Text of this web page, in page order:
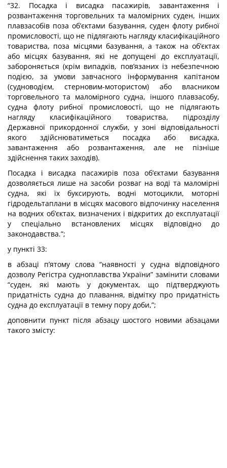
“32. Посадка і висадка пасажирів, завантаження і
розвантаження торговельних та маломірних суден, інших
плавзасобів поза об’єктами базування, суден флоту рибної
промисловості, що не підлягають нагляду класифікаційного
товариства, поза місцями базування, а також на об’єктах
або місцях базування, які не допущені до експлуатації,
забороняється (крім випадків, пов’язаних із небезпечною
подією, за умови завчасного інформування капітаном
(судноводієм, стерновим-мотористом) або власником
торговельного та маломірного судна, іншого плавзасобу,
судна флоту рибної промисловості, що не підлягають
нагляду класифікаційного товариства, підрозділу
Державної прикордонної служби, у зоні відповідальності
якого здійснюватиметься посадка або висадка,
завантаження або розвантаження, але не пізніше
здійснення таких заходів).
Посадка і висадка пасажирів поза об’єктами базування
дозволяється лише на засоби розваг на воді та маломірні
судна, які їх буксирують, водні мотоцикли, моторні
гідродельтаплани в місцях масового відпочинку населення
на водних об’єктах, визначених і відкритих до експлуатації
у спеціально встановлених місцях відповідно до
законодавства.”;
у пункті 33:
в абзаці п’ятому слова “наявності у судна відповідного
дозволу Регістра судноплавства України” замінити словами
“суден, які мають у документах, що підтверджують
придатність судна до плавання, відмітку про придатність
судна до експлуатації в темну пору доби,”;
доповнити пункт після абзацу шостого новими абзацами
такого змісту: